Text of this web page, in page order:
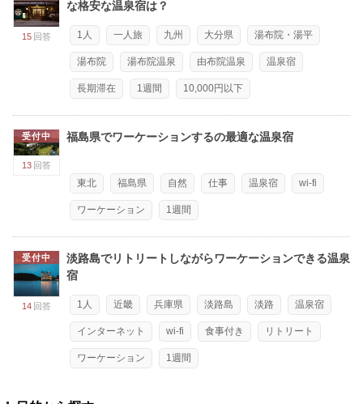
15 回答
な格安な温泉宿は？
1人 一人旅 九州 大分県 湯布院・湯平
湯布院 湯布院温泉 由布院温泉 温泉宿
長期滞在 1週間 10,000円以下
受付中
13 回答
福島県でワーケーションするの最適な温泉宿
東北 福島県 自然 仕事 温泉宿 wi-fi
ワーケーション 1週間
受付中
14 回答
淡路島でリトリートしながらワーケーションできる温泉
宿
1人 近畿 兵庫県 淡路島 淡路 温泉宿
インターネット wi-fi 食事付き リトリート
ワーケーション 1週間